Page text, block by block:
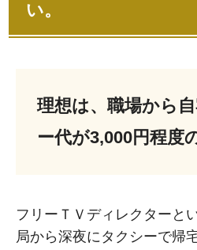
い。
理想は、職場から
ー代が3,000円程度
フリーＴＶディレクターと
局から深夜にタクシーで帰